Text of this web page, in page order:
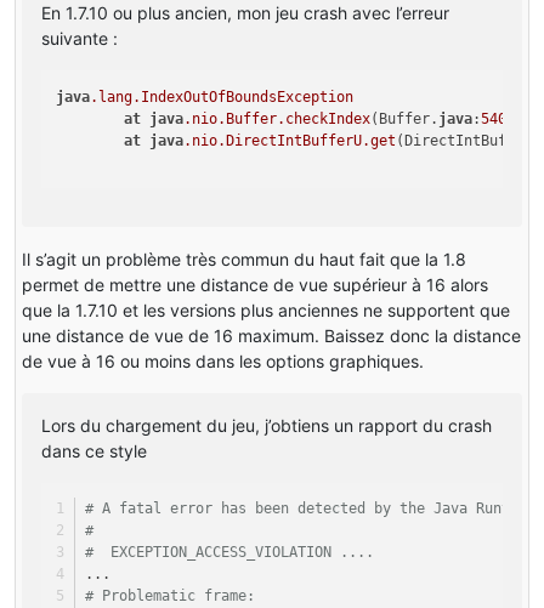
En 1.7.10 ou plus ancien, mon jeu crash avec l’erreur
suivante :
java.lang.IndexOutOfBoundsException
at java.nio.Buffer.checkIndex(Buffer. java:540
at java.nio.DirectIntBufferU.get
Il s’agit un problème très commun du haut fait que la 1.8
permet de mettre une distance de vue supérieur à 16 alors
que la 1.7.10 et les versions plus anciennes ne supportent que
une distance de vue de 16 maximum. Baissez donc la distance
de vue à 16 ou moins dans les options graphiques.
Lors du chargement du jeu, j’obtiens un rapport du crash
dans ce style
# A fatal error has been detected by the Java Runtime
#
#  EXCEPTION_ACCESS_VIOLATION ....
...
# Problematic frame: